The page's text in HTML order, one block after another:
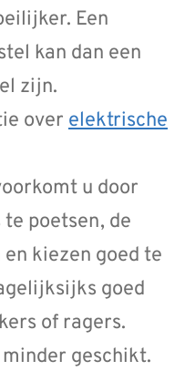
Een
kan dan een
zijn.
over elektrische
u door
poetsen, de
kiezen goed te
goed
of ragers.
geschikt.